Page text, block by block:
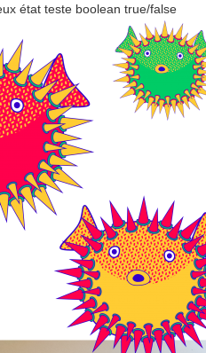
état teste boolean true/false